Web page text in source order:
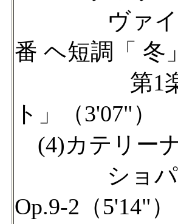
ヴァイオリ
番 ヘ短調「 冬
第1楽章「
ト」（3'07"）
(4)カテリー
ショパン
Op.9-2（5'14"）